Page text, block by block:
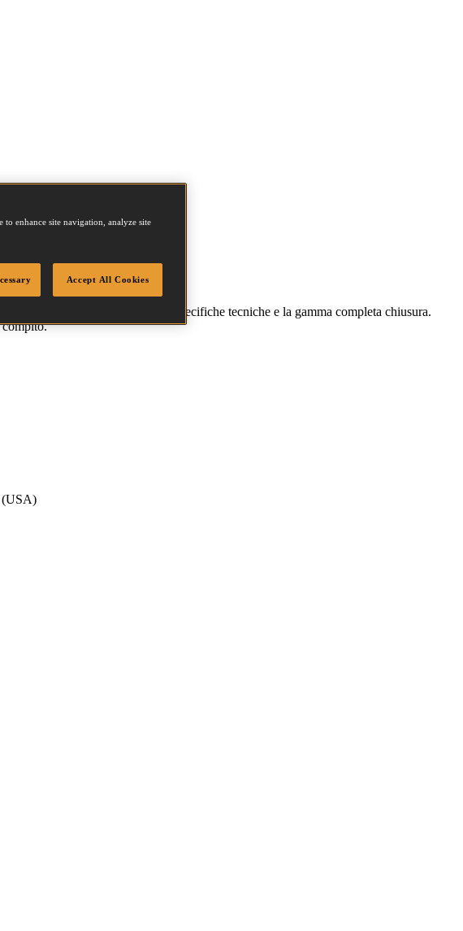
i dettagli comprese le specifiche tecniche e la gamma completa chiusura.
compito.
(USA)
enhance site navigation, analyze site
Accept All Cookies